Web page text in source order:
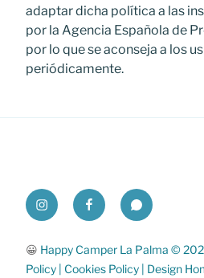
adaptar dicha política a las
por la Agencia Española de
por lo que se aconseja a los
periódicamente.
InstagramFacebookWhatsapp
😀 Happy Camper La Palma ©
Policy | Cookies Policy | Design